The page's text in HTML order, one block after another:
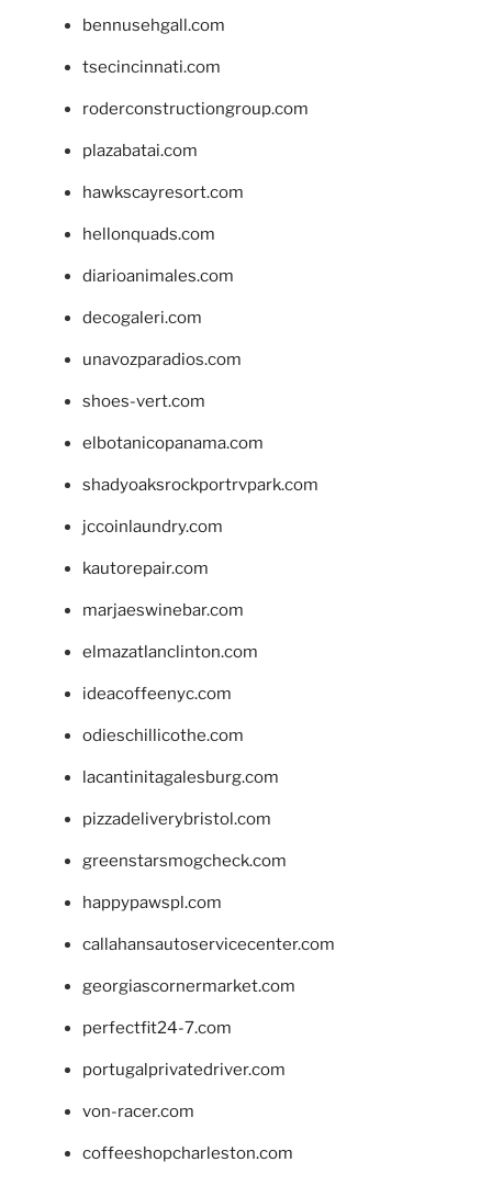
bennusehgall.com
tsecincinnati.com
roderconstructiongroup.com
plazabatai.com
hawkscayresort.com
hellonquads.com
diarioanimales.com
decogaleri.com
unavozparadios.com
shoes-vert.com
elbotanicopanama.com
shadyoaksrockportrvpark.com
jccoinlaundry.com
kautorepair.com
marjaeswinebar.com
elmazatlanclinton.com
ideacoffeenyc.com
odieschillicothe.com
lacantinitagalesburg.com
pizzadeliverybristol.com
greenstarsmogcheck.com
happypawspl.com
callahansautoservicecenter.com
georgiascornermarket.com
perfectfit24-7.com
portugalprivatedriver.com
von-racer.com
coffeeshopcharleston.com